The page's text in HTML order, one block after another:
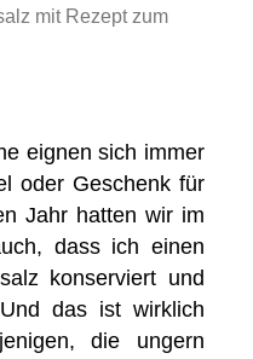
mit Rezept zum
eignen sich immer
oder Geschenk für
Jahr hatten wir im
dass ich einen
konserviert und
das ist wirklich
die ungern